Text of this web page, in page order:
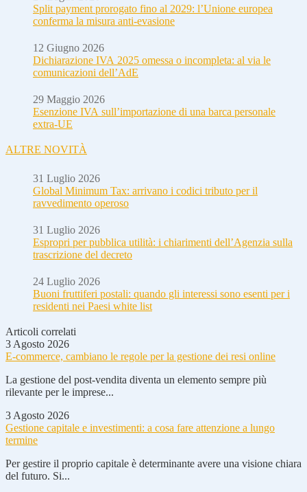
Split payment prorogato fino al 2029: l’Unione europea
conferma la misura anti-evasione
12 Giugno 2026
Dichiarazione IVA 2025 omessa o incompleta: al via le
comunicazioni dell’AdE
29 Maggio 2026
Esenzione IVA sull’importazione di una barca personale
extra-UE
ALTRE NOVITÀ
31 Luglio 2026
Global Minimum Tax: arrivano i codici tributo per il
ravvedimento operoso
31 Luglio 2026
Espropri per pubblica utilità: i chiarimenti dell’Agenzia sulla
trascrizione del decreto
24 Luglio 2026
Buoni fruttiferi postali: quando gli interessi sono esenti per i
residenti nei Paesi white list
Articoli correlati
3 Agosto 2026
E-commerce, cambiano le regole per la gestione dei resi online
La gestione del post-vendita diventa un elemento sempre più
rilevante per le imprese...
3 Agosto 2026
Gestione capitale e investimenti: a cosa fare attenzione a lungo
termine
Per gestire il proprio capitale è determinante avere una visione chiara
del futuro. Si...